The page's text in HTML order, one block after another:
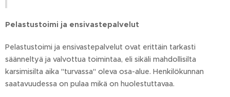
Pelastustoimi ja ensivastepalvelut
Pelastustoimi ja ensivastepalvelut ovat erittäin tarkasti
säänneltyä ja valvottua toimintaa, eli sikäli mahdollisilta
karsimisilta aika "turvassa" oleva osa-alue. Henkilökunnan
saatavuudessa on pulaa mikä on huolestuttavaa.